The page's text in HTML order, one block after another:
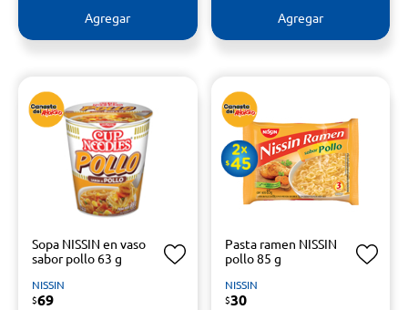
Agregar Agregar
Sopa NISSIN en vaso
sabor pollo 63 g
NISSIN
$69
Pasta ramen NISSIN
pollo 85 g
NISSIN
$30